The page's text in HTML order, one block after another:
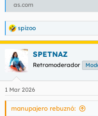
as.com
R
e
a
c
i
e
s
spizoo
SPETNAZ
Retromoderador
1 Mar 2026
manupajero rebuznó: